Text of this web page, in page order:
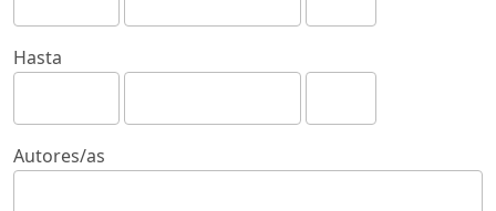
Hasta
Autores/as